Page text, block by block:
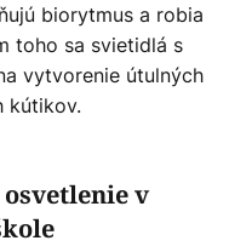
biorytmus a robia
toho sa svietidlá s
vytvorenie útulných
kútikov.
v